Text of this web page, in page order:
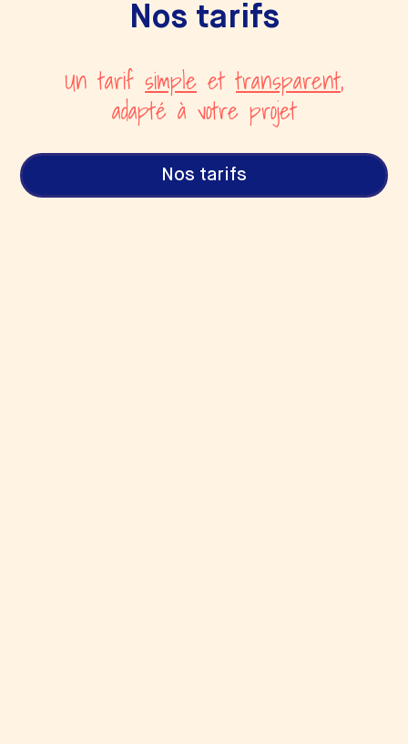
Nos tarifs
Un tarif simple ettransparent,
adapté à votre projet
Nos tarifs